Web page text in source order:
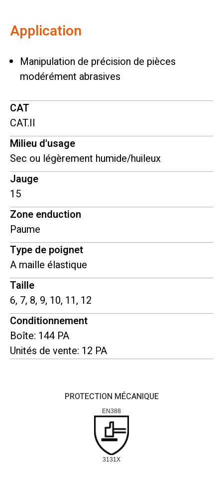
PROTECTION MÉCANIQUE
EN388
3131X
Application
Manipulation de précision de pièces
modérément abrasives
CAT
CAT.II
Milieu d'usage
Sec ou légèrement humide/huileux
Jauge
15
Zone enduction
Paume
Type de poignet
A maille élastique
Taille
6, 7, 8, 9, 10, 11, 12
Conditionnement
Boîte: 144 PA
Unités de vente: 12 PA